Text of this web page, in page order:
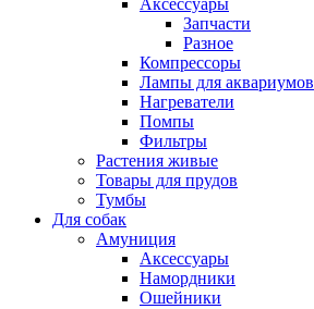
Аксессуары
Запчасти
Разное
Компрессоры
Лампы для аквариумов
Нагреватели
Помпы
Фильтры
Растения живые
Товары для прудов
Тумбы
Для собак
Амуниция
Аксессуары
Намордники
Ошейники